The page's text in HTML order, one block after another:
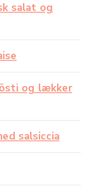
salat og
og lækker
salsiccia